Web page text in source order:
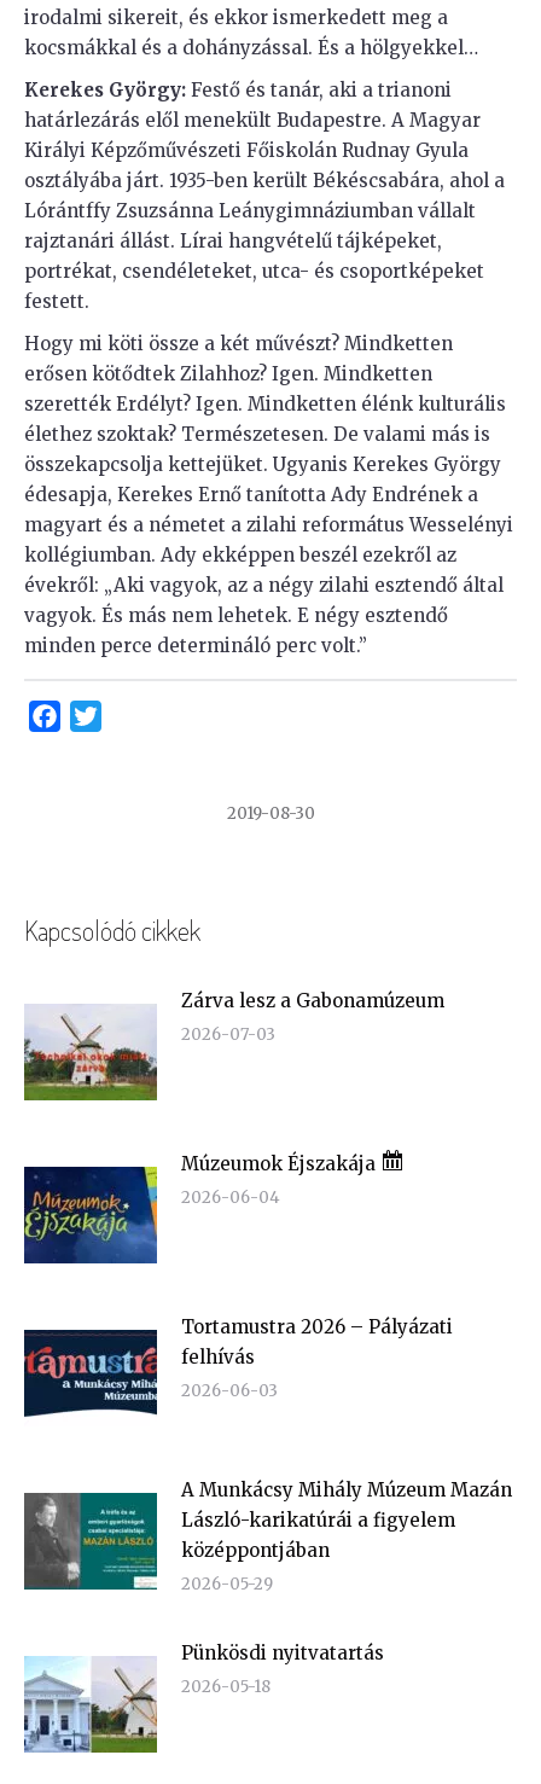
irodalmi sikereit, és ekkor ismerkedett meg a
kocsmákkal és a dohányzással. És a hölgyekkel…
Kerekes György: Festő és tanár, aki a trianoni
határlezárás elől menekült Budapestre. A Magyar
Királyi Képzőművészeti Főiskolán Rudnay Gyula
osztályába járt. 1935-ben került Békéscsabára, ahol a
Lórántffy Zsuzsánna Leánygimnáziumban vállalt
rajztanári állást. Lírai hangvételű tájképeket,
portrékat, csendéleteket, utca- és csoportképeket
festett.
Hogy mi köti össze a két művészt? Mindketten
erősen kötődtek Zilahhoz? Igen. Mindketten
szerették Erdélyt? Igen. Mindketten élénk kulturális
élethez szoktak? Természetesen. De valami más is
összekapcsolja kettejüket. Ugyanis Kerekes György
édesapja, Kerekes Ernő tanította Ady Endrének a
magyart és a németet a zilahi református Wesselényi
kollégiumban. Ady ekképpen beszél ezekről az
évekről: „Aki vagyok, az a négy zilahi esztendő által
vagyok. És más nem lehetek. E négy esztendő
minden perce determináló perc volt.”
Facebook
2019-08-30
Kapcsolódó cikkek
Zárva lesz a Gabonamúzeum
2026-07-03
Múzeumok Éjszakája
2026-06-04
Tortamustra 2026 – Pályázati
felhívás
2026-06-03
A Munkácsy Mihály Múzeum Mazán
László-karikatúrái a figyelem
középpontjában
2026-05-29
Pünkösdi nyitvatartás
2026-05-18